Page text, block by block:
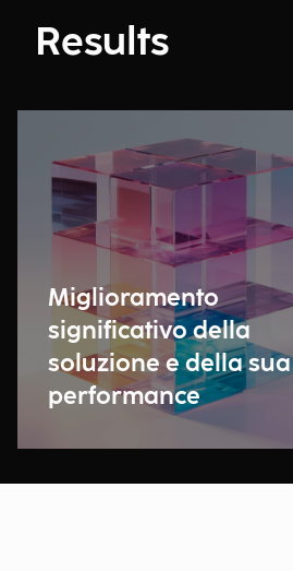
Results
Miglioramento
significativo della
soluzione e della sua
performance